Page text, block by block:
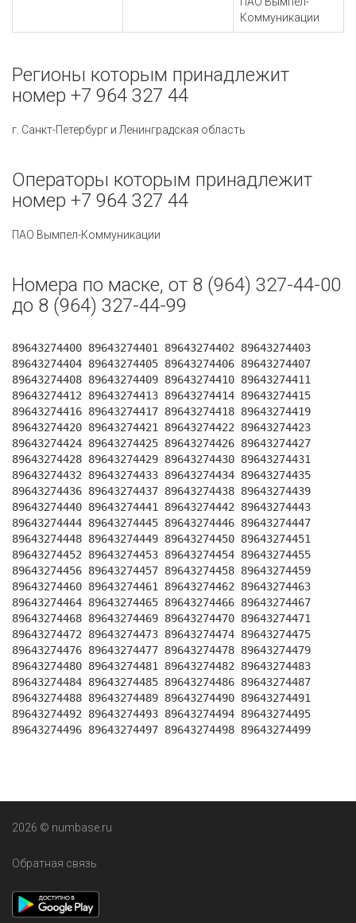
Коммуникации
Регионы которым принадлежит
номер +7 964 327 44
г. Санкт-Петербург и Ленинградская область
Операторы которым принадлежит
номер +7 964 327 44
ПАО Вымпел-Коммуникации
Номера по маске, от 8 (964) 327-44-00
до 8 (964) 327-44-99
89643274400 89643274401 89643274402 89643274403
89643274404 89643274405 89643274406 89643274407
89643274408 89643274409 89643274410 89643274411
89643274412 89643274413 89643274414 89643274415
89643274416 89643274417 89643274418 89643274419
89643274420 89643274421 89643274422 89643274423
89643274424 89643274425 89643274426 89643274427
89643274428 89643274429 89643274430 89643274431
89643274432 89643274433 89643274434 89643274435
89643274436 89643274437 89643274438 89643274439
89643274440 89643274441 89643274442 89643274443
89643274444 89643274445 89643274446 89643274447
89643274448 89643274449 89643274450 89643274451
89643274452 89643274453 89643274454 89643274455
89643274456 89643274457 89643274458 89643274459
89643274460 89643274461 89643274462 89643274463
89643274464 89643274465 89643274466 89643274467
89643274468 89643274469 89643274470 89643274471
89643274472 89643274473 89643274474 89643274475
89643274476 89643274477 89643274478 89643274479
89643274480 89643274481 89643274482 89643274483
89643274484 89643274485 89643274486 89643274487
89643274488 89643274489 89643274490 89643274491
89643274492 89643274493 89643274494 89643274495
89643274496 89643274497 89643274498 89643274499
2026 © numbase.ru
Обратная связь